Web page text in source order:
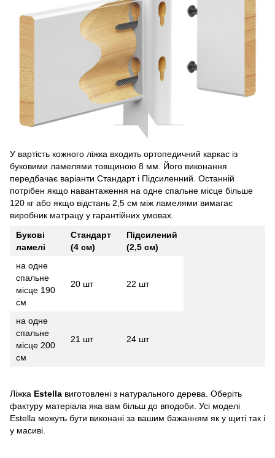
У вартість кожного ліжка входить ортопедичний каркас із
буковими ламелями товщиною 8 мм. Його виконання
передбачає варіанти Стандарт і Підсиленний. Останній
потрібен якщо навантаження на одне спальне місце більше
120 кг або якщо відстань 2,5 см між ламелями вимагає
виробник матрацу у гарантійних умовах.
Букові
ламелі
Стандарт
(4 см)
Підсилений
(2,5 см)
на одне
спальне
місце 190
см
20 шт 22 шт
на одне
спальне
місце 200
см
21 шт 24 шт
Ліжка Estella виготовлені з натурального дерева. Оберіть
фактуру матеріала яка вам більш до вподоби. Усі моделі
Estella можуть бути виконані за вашим бажанням як у щиті так і
у масиві.